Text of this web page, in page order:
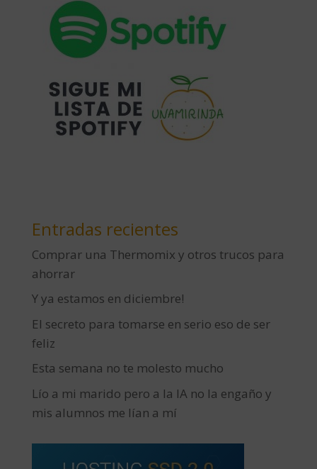
Entradas recientes
Comprar una Thermomix y otros trucos para
ahorrar
Y ya estamos en diciembre!
El secreto para tomarse en serio eso de ser
feliz
Esta semana no te molesto mucho
Lío a mi marido pero a la IA no la engaño y
mis alumnos me lían a mí